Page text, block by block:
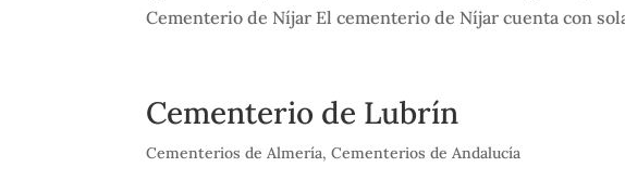
Cementerio de Níjar El cementerio de Níjar cuenta con
Cementerio de Lubrín
Cementerios de Almería,Cementerios de Andalucía